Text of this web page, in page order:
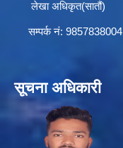
लेखा अधिकृत(सातौं)
सम्पर्क न‌ं: 9857838004
सूचना अधिकारी